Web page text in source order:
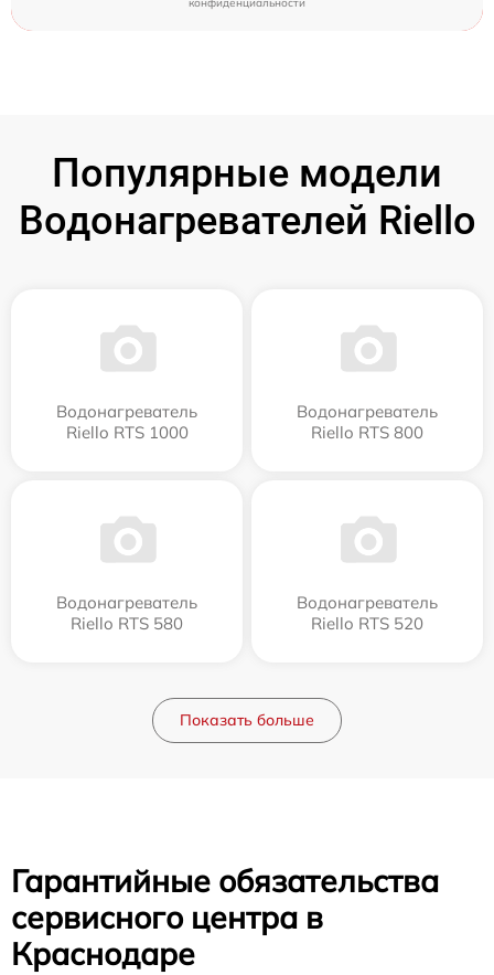
конфиденциальности
Популярные модели
Водонагревателей Riello
Водонагреватель
Riello RTS 1000
Водонагреватель
Riello RTS 800
Водонагреватель
Riello RTS 580
Водонагреватель
Riello RTS 520
Показать больше
Гарантийные обязательства
сервисного центра в
Краснодаре